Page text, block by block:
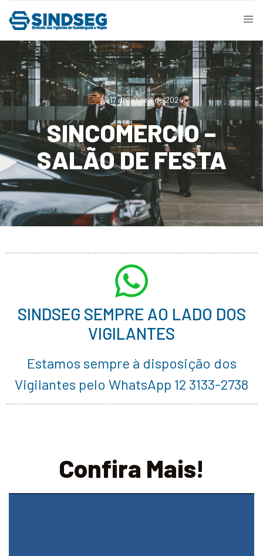
17 de janeiro de 2024
SINCOMERCIO –
SALÃO DE FESTA
SINDSEG SEMPRE AO LADO DOS
VIGILANTES
Estamos sempre à disposição dos
Vigilantes pelo WhatsApp 12 3133-2738
Confira Mais!